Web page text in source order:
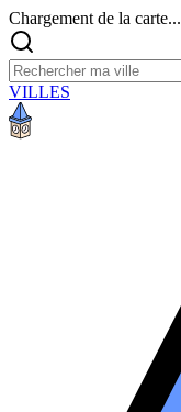
Chargement de la carte...
VILLES